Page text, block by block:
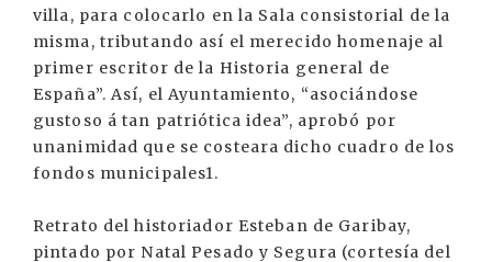
villa, para colocarlo en la Sala consistorial de la
misma, tributando así el merecido homenaje al
primer escritor de la Historia general de
España”. Así, el Ayuntamiento, “asociándose
gustoso á tan patriótica idea”, aprobó por
unanimidad que se costeara dicho cuadro de los
fondos municipales1.
Retrato del historiador Esteban de Garibay,
pintado por Natal Pesado y Segura (cortesía del